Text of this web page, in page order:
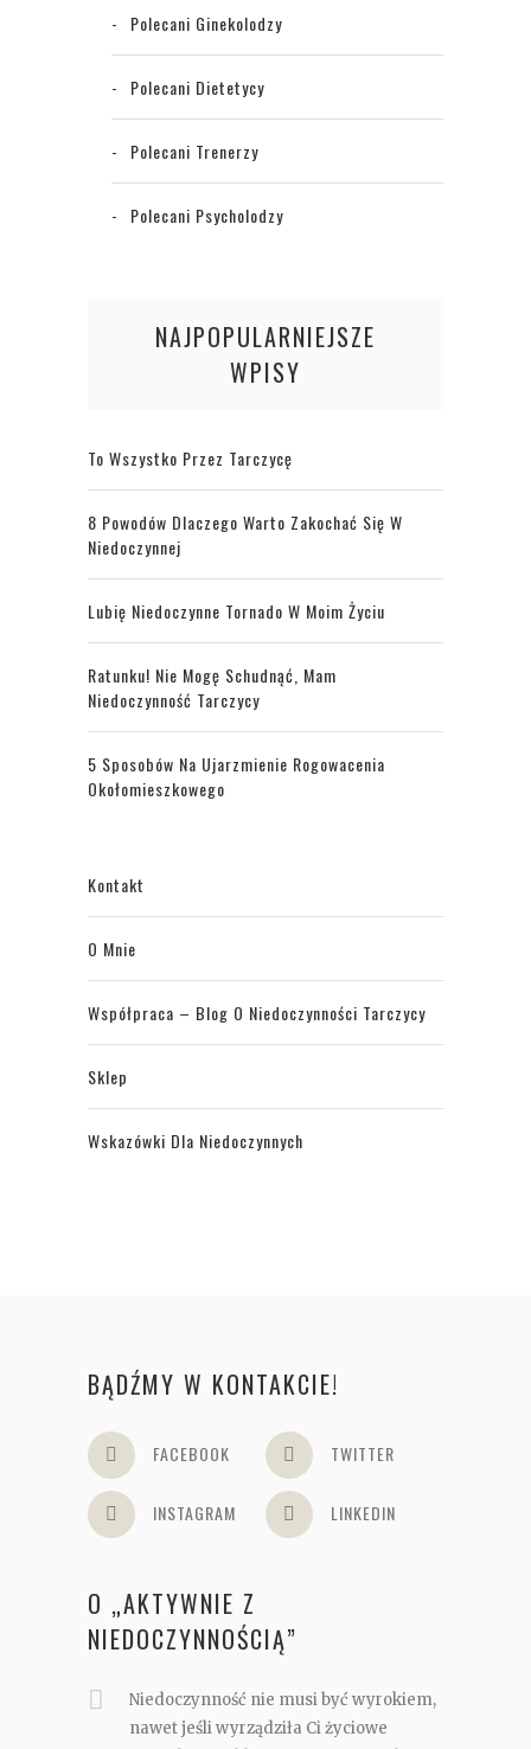
Polecani Ginekolodzy
Polecani Dietetycy
Polecani Trenerzy
Polecani Psycholodzy
NAJPOPULARNIEJSZE
WPISY
To Wszystko Przez Tarczycę
8 Powodów Dlaczego Warto Zakochać Się W
Niedoczynnej
Lubię Niedoczynne Tornado W Moim Życiu
Ratunku! Nie Mogę Schudnąć, Mam
Niedoczynność Tarczycy
5 Sposobów Na Ujarzmienie Rogowacenia
Okołomieszkowego
Kontakt
O Mnie
Współpraca – Blog O Niedoczynności Tarczycy
Sklep
Wskazówki Dla Niedoczynnych
BĄDŹMY W KONTAKCIE!
FACEBOOK TWITTER
INSTAGRAM LINKEDIN
O „AKTYWNIE Z
NIEDOCZYNNOŚCIĄ”
Niedoczynność nie musi być wyrokiem,
nawet jeśli wyrządziła Ci życiowe